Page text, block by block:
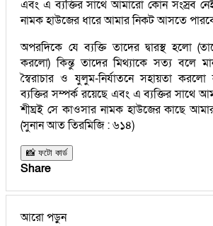
এবং এ ব্যক্তির সাথে আমারো কোন সংস্রব
নামক হাউজের ধারে আমার নিকট আসতে
অপরদিকে যে ব্যক্তি তাদের দ্বারস্থ হলো
করলো) কিন্তু তাদের মিথ্যাকে সত্য বলে
স্বৈরাচার ও যুলুম-নির্যাতনে সহায়তা
ব্যক্তির সম্পর্ক রয়েছে এবং এ ব্যক্তির সাথে
শীঘ্রই সে কাওসার নামক হাউজের কাছে
(সুনান আত তিরমিজি : ৬১৪)
📸 ফটো কার্ড
Share
আরো পড়ুন